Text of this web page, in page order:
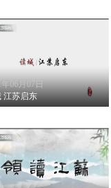
年06月07日
江苏启东